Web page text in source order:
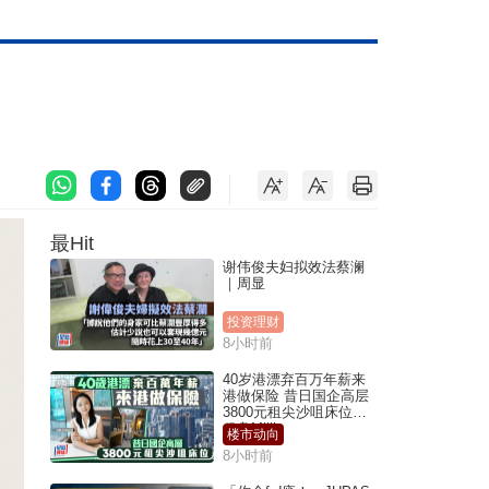
最Hit
谢伟俊夫妇拟效法蔡澜
｜周显
投资理财
8小时前
40岁港漂弃百万年薪来
港做保险 昔日国企高层
3800元租尖沙咀床位｜
租盘Million
楼市动向
8小时前